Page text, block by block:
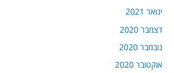
ינואר 2021
דצמבר 2020
נובמבר 2020
אוקטובר 2020